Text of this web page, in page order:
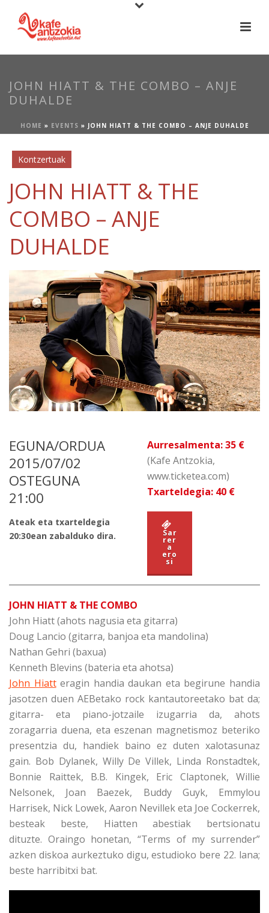
JOHN HIATT & THE COMBO – ANJE
DUHALDE
HOME » EVENTS » JOHN HIATT & THE COMBO – ANJE DUHALDE
Kontzertuak
JOHN HIATT & THE
COMBO – ANJE
DUHALDE
EGUNA/ORDUA
2015/07/02
OSTEGUNA
21:00
Ateak eta txarteldegia
20:30ean zabalduko dira.
Aurresalmenta: 35 €
(Kafe Antzokia,
www.ticketea.com)
Txarteldegia: 40 €
Sar
rer
a
ero
si
JOHN HIATT & THE COMBO
John Hiatt (ahots nagusia eta gitarra)
Doug Lancio (gitarra, banjoa eta mandolina)
Nathan Gehri (baxua)
Kenneth Blevins (bateria eta ahotsa)
John Hiatteragin handia daukan eta begirune handia
jasotzen duen AEBetako rock kantautoreetako bat da;
gitarra- eta piano-jotzaile izugarria da, ahots
zoragarria duena, eta eszenan magnetismoz beteriko
presentzia du, handiek baino ez duten xalotasunaz
gain. Bob Dylanek, Willy De Villek, Linda Ronstadtek,
Bonnie Raittek, B.B. Kingek, Eric Claptonek, Willie
Nelsonek, Joan Baezek, Buddy Guyk, Emmylou
Harrisek, Nick Lowek, Aaron Nevillek eta Joe Cockerrek,
besteak beste, Hiatten abestiak bertsionatu
dituzte. Oraingo honetan, “Terms of my surrender”
azken diskoa aurkeztuko digu, estudioko bere 22. lana;
beste harribitxi bat.